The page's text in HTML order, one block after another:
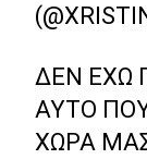
ΔΕΝ ΕΧΩ
ΑΥΤΌ
ΧΏΡΑ